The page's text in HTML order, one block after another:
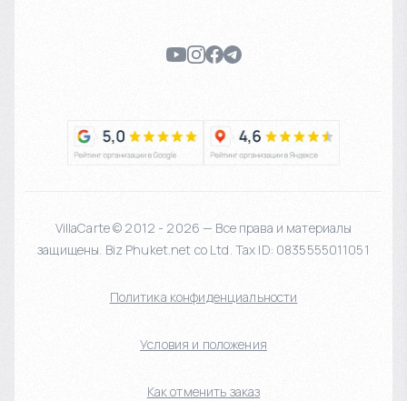
VillaCarte © 2012 - 2026 — Все права и материалы
защищены. Biz Phuket.net co Ltd. Tax ID: 0835555011051
Политика конфиденциальности
Условия и положения
Как отменить заказ